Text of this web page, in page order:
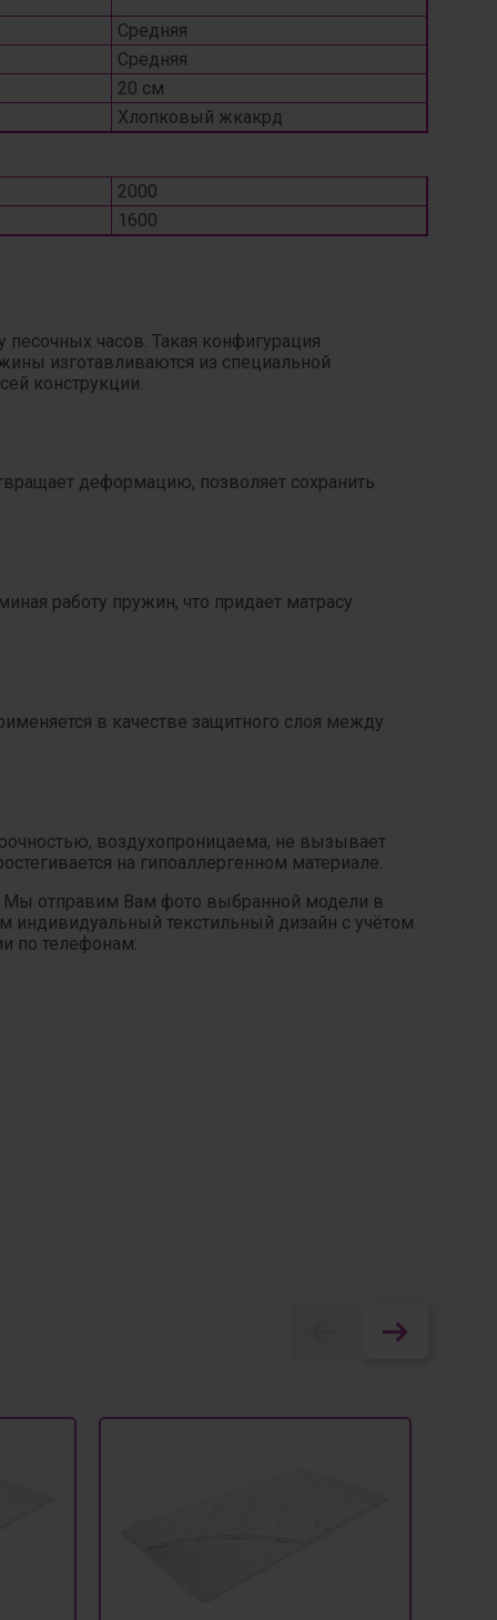
Средняя
Средняя
20 см
Хлопковый жкакрд
2000
1600
часов. Такая конфигурация
изготавливаются из специальной
конструкции.
деформацию, позволяет сохранить
работу пружин, что придает матрасу
в качестве защитного слоя между
воздухопроницаема, не вызывает
на гипоаллергенном материале.
Мы отправим Вам фото выбранной модели в
индивидуальный текстильный дизайн с учётом
по телефонам: